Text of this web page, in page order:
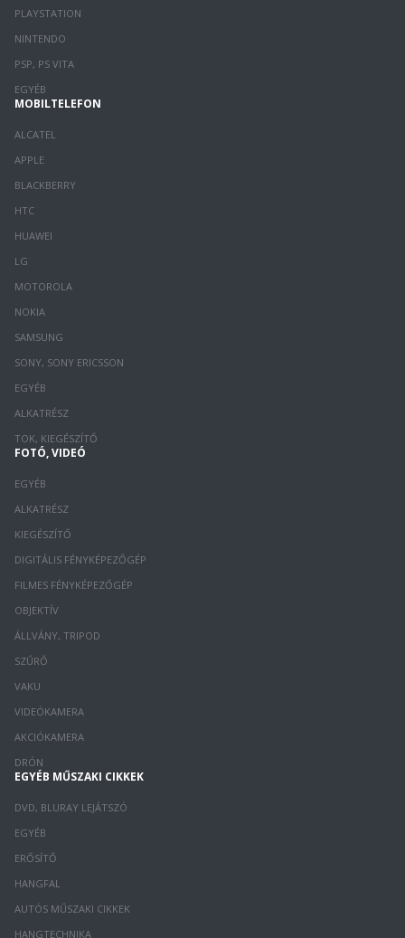
PLAYSTATION
NINTENDO
PSP, PS VITA
EGYÉB
MOBILTELEFON
ALCATEL
APPLE
BLACKBERRY
HTC
HUAWEI
LG
MOTOROLA
NOKIA
SAMSUNG
SONY, SONY ERICSSON
EGYÉB
ALKATRÉSZ
TOK, KIEGÉSZÍTŐ
FOTÓ, VIDEÓ
EGYÉB
ALKATRÉSZ
KIEGÉSZÍTŐ
DIGITÁLIS FÉNYKÉPEZŐGÉP
FILMES FÉNYKÉPEZŐGÉP
OBJEKTÍV
ÁLLVÁNY, TRIPOD
SZŰRŐ
VAKU
VIDEÓKAMERA
AKCIÓKAMERA
DRÓN
EGYÉB MŰSZAKI CIKKEK
DVD, BLURAY LEJÁTSZÓ
EGYÉB
ERŐSÍTŐ
HANGFAL
AUTÓS MŰSZAKI CIKKEK
HANGTECHNIKA